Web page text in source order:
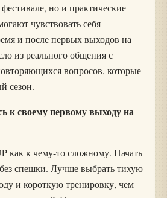
но и практические
чувствовать себя
и после первых выходов на
из реального общения с
вопросов, которые
сезон.
к своему первому выходу на
как к чему-то сложному. Начать
спешки. Лучше выбрать тихую
и короткую тренировку, чем